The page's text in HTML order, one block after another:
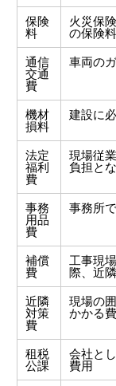
保険
料
火災保
の保険料
通信
交通
費
車両の
機材
損料
建設に
法定
福利
費
現場従
負担と
事務
用品
費
事務所
補償
費
工事現
際、近
近隣
対策
費
現場の
かかる
租税
公課
会社と
費用